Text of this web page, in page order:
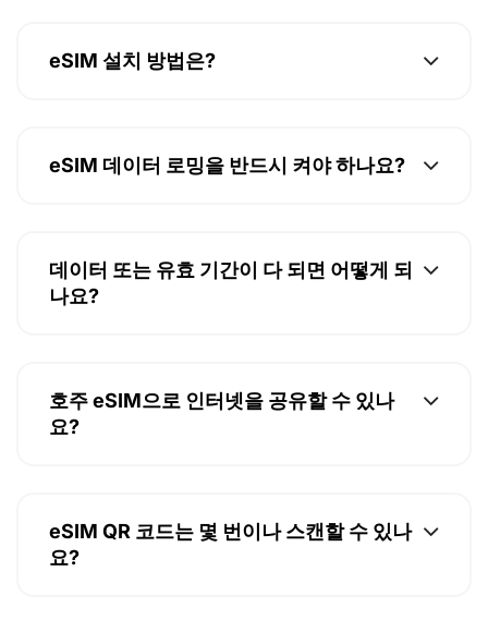
eSIM 설치 방법은?
eSIM 데이터 로밍을 반드시 켜야 하나요?
데이터 또는 유효 기간이 다 되면 어떻게 되
나요?
호주 eSIM으로 인터넷을 공유할 수 있나
요?
eSIM QR 코드는 몇 번이나 스캔할 수 있나
요?